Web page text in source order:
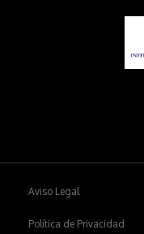
Aviso Legal
Política de Privacidad